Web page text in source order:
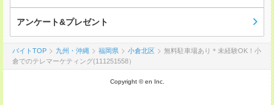
アンケート&プレゼント
バイトTOP 九州・沖縄 福岡県 小倉北区
無料駐車場あり＊未経験OK！小
倉でのテレマーケティング(111251558）
Copyright © en Inc.